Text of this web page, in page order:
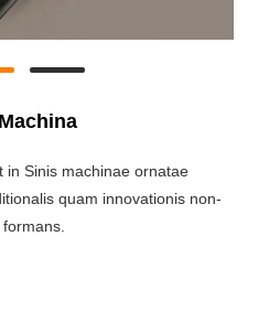
in Sinis machinae ornatae
quam innovationis non-